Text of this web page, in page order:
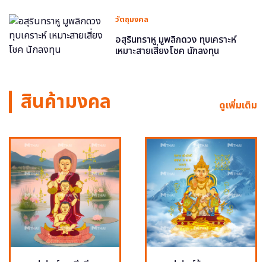
วัตถุมงคล
อสุรินทราหู มูพลิกดวง ทุบเคราะห์
เหมาะสายเสี่ยงโชค นักลงทุน
สินค้ามงคล ดูเพิ่มเติม